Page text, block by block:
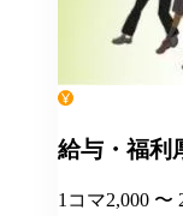
給与・福利
1コマ2,000